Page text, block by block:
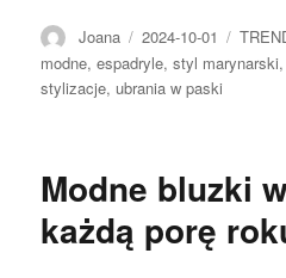
Autor
Joana Opublikowano
2024-10-01
modne,espadryle,styl marynarski
stylizacje, ubrania w paski
Modne bluzki
każdą porę